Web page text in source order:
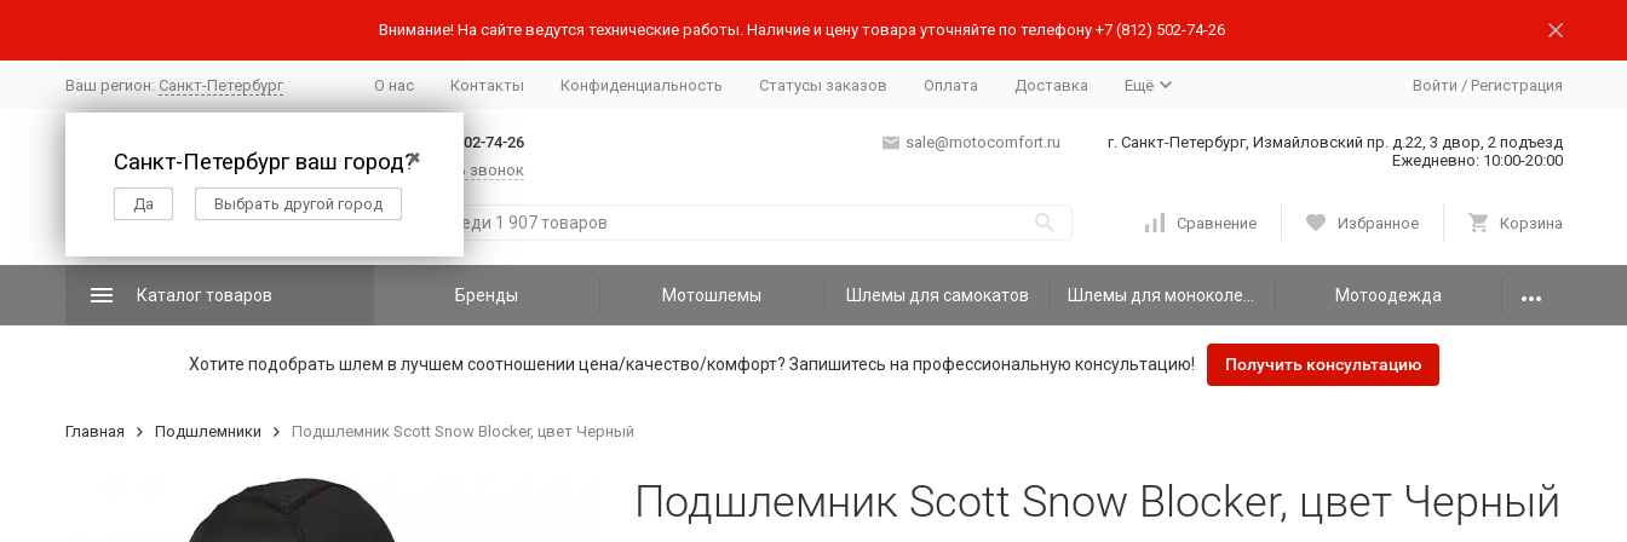
Внимание! На сайте ведутся технические работы. Наличие и цену товара уточняйте по телефону +7 (812) 502-74-26
Ваш регион: Санкт-Петербург
✖
Санкт-Петербург ваш город?
Да Выбрать другой город
О нас Контакты Конфиденциальность Статусы заказов Оплата Доставка Ещё Войти / Регистрация
+7 (812) 502-74-26
Заказать звонок
sale@motocomfort.ru
г. Санкт-Петербург, Измайловский пр. д.22, 3 двор, 2 подъезд
Ежедневно: 10:00-20:00
Сравнение Избранное Корзина
Каталог товаров Бренды Мотошлемы Шлемы для самокатов Мотоодежда
Хотите подобрать шлем в лучшем соотношении цена/качество/комфорт? Запишитесь на профессиональную консультацию! Получить консультацию
Главная Подшлемники Подшлемник Scott Snow Blocker, цвет Черный
Подшлемник Scott Snow Blocker, цвет Черный